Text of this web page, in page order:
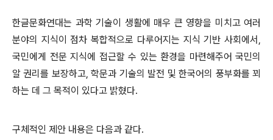
한글문화연대는 과학 기술이 생활에 매우 큰 영향을 미치고 여러
분야의 지식이 점차 복합적으로 다루어지는 지식 기반 사회에서,
국민에게 전문 지식에 접근할 수 있는 환경을 마련해주어 국민의
알 권리를 보장하고, 학문과 기술의 발전 및 한국어의 풍부화를 꾀
하는 데 그 목적이 있다고 밝혔다.
구체적인 제안 내용은 다음과 같다.